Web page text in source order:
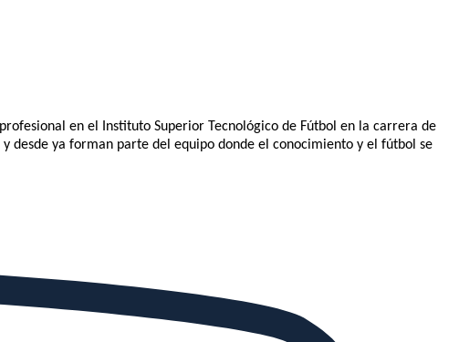
en el Instituto Superior Tecnológico de Fútbol en la carrera de
y desde ya forman parte del equipo donde el conocimiento y el fútbol se